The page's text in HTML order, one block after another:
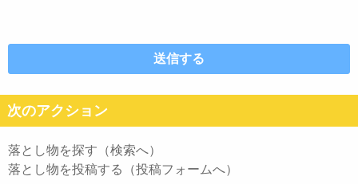
次のアクション
落とし物を探す（検索へ）
落とし物を投稿する（投稿フォームへ）